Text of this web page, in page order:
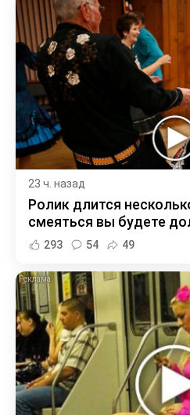
23 ч. назад
Ролик длится
смеяться вы будете
293 54 49